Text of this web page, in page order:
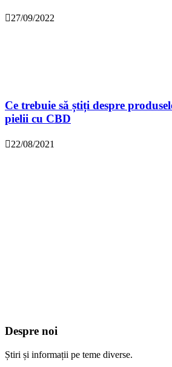
27/09/2022
Ce trebuie să știți despre
pielii cu CBD
22/08/2021
Despre noi
Știri și informații pe teme diverse.